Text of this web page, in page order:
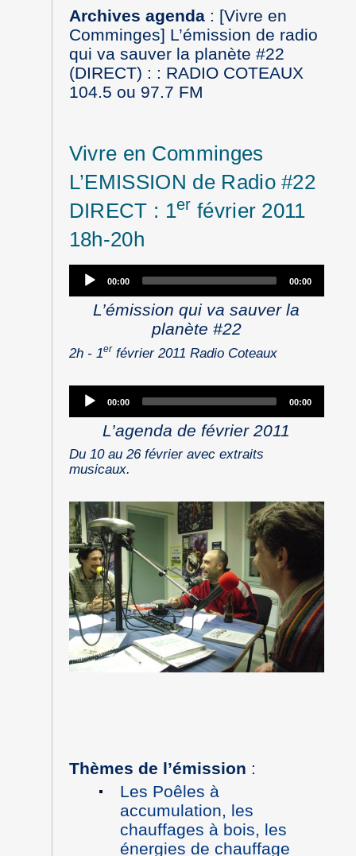
Archives agenda: [Vivre en
Comminges] L’émission de radio
qui va sauver la planète #22
(DIRECT) : : RADIO COTEAUX
104.5 ou 97.7 FM
Vivre en Comminges
L’EMISSION de Radio #22
DIRECT : 1er février 2011
18h-20h
Audio
Player
00:00 00:00
L’émission qui va sauver la
planète #22
2h - 1er février 2011 Radio Coteaux
Audio
Player
00:00 00:00
L’agenda de février 2011
Du 10 au 26 février avec extraits
musicaux.
Thèmes de l’émission :
Les Poêles à
accumulation, les
chauffages à bois, les
énergies de chauffage